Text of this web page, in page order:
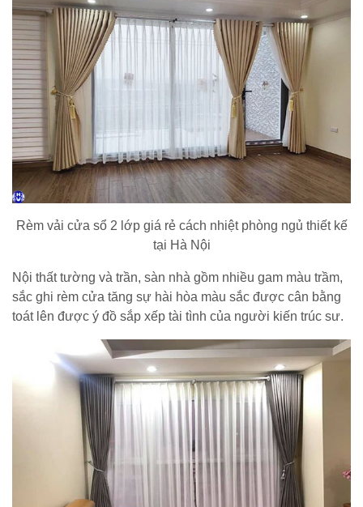
Rèm vải cửa sổ 2 lớp giá rẻ cách nhiệt phòng ngủ thiết kế
tại Hà Nội
Nội thất tường và trần, sàn nhà gồm nhiều gam màu trầm,
sắc ghi rèm cửa tăng sự hài hòa màu sắc được cân bằng
toát lên được ý đồ sắp xếp tài tình của người kiến trúc sư.